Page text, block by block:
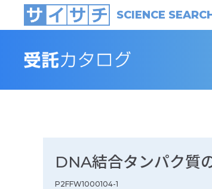
SCIENCE
DNA結合タンパク質
P2FFW1000104-1